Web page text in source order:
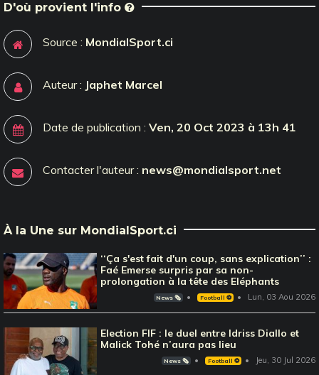
D'où provient l'info
Source : MondialSport.ci
Auteur : Japhet Marcel
Date de publication : Ven, 20 Oct 2023 à 13h 41
Contacter l'auteur : news@mondialsport.net
À la Une sur MondialSport.ci
‘‘Ça s'est fait d'un coup, sans explication’’ :
Faé Emerse surpris par sa non-
prolongation à la tête des Eléphants
News 🗞️ Football ⚽️ Lun, 03 Aou 2026
Election FIF : le duel entre Idriss Diallo et
Malick Tohé n’aura pas lieu
News 🗞️ Football ⚽️ Jeu, 30 Jul 2026